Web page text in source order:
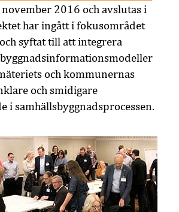
2016 och avslutas i
har ingått i fokusområdet
syftat till att integrera
och kommunernas
och smidigare
i samhällsbyggnadsprocessen.